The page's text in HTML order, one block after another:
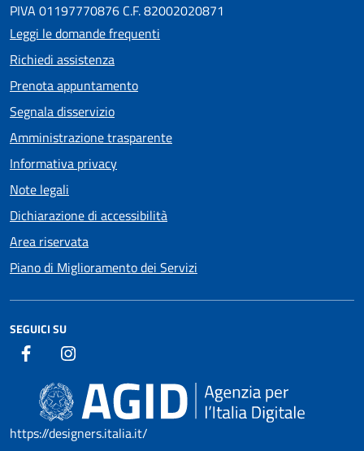
PIVA 01197770876 C.F. 82002020871
Leggi le domande frequenti
Richiedi assistenza
Prenota appuntamento
Segnala disservizio
Amministrazione trasparente
Informativa privacy
Note legali
Dichiarazione di accessibilità
Area riservata
Piano di Miglioramento dei Servizi
SEGUICI SU
https://designers.italia.it/